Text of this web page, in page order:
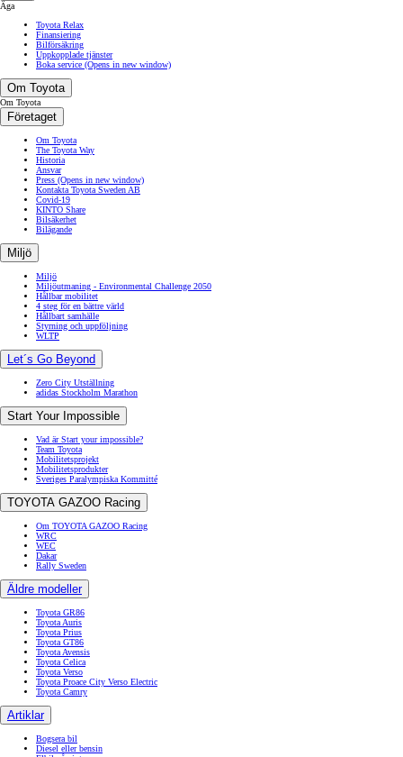
Äga
Toyota Relax
Finansiering
Bilförsäkring
Uppkopplade tjänster
Boka service (Opens in new window)
Om Toyota
Om Toyota
Företaget
Om Toyota
The Toyota Way
Historia
Ansvar
Press (Opens in new window)
Kontakta Toyota Sweden AB
Covid-19
KINTO Share
Bilsäkerhet
Bilägande
Miljö
Miljö
Miljöutmaning - Environmental Challenge 2050
Hållbar mobilitet
4 steg för en bättre värld
Hållbart samhälle
Styrning och uppföljning
WLTP
Let´s Go Beyond
Zero City Utställning
adidas Stockholm Marathon
Start Your Impossible
Vad är Start your impossible?
Team Toyota
Mobilitetsprojekt
Mobilitetsprodukter
Sveriges Paralympiska Kommitté
TOYOTA GAZOO Racing
Om TOYOTA GAZOO Racing
WRC
WEC
Dakar
Rally Sweden
Äldre modeller
Toyota GR86
Toyota Auris
Toyota Prius
Toyota GT86
Toyota Avensis
Toyota Celica
Toyota Verso
Toyota Proace City Verso Electric
Toyota Camry
Artiklar
Bogsera bil
Diesel eller bensin